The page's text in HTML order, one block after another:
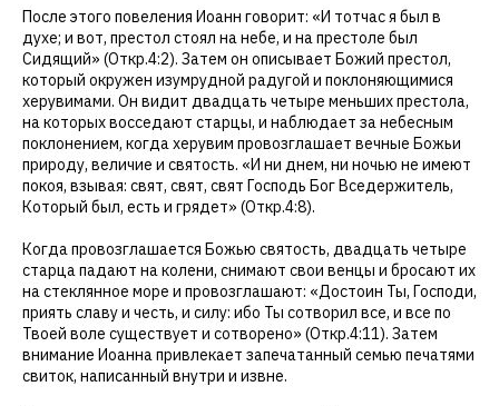
После этого повеления Иоанн говорит: «И тотчас я был в
духе; и вот, престол стоял на небе, и на престоле был
Сидящий» (Откр.4:2). Затем он описывает Божий престол,
который окружен изумрудной радугой и поклоняющимися
херувимами. Он видит двадцать четыре меньших престола,
на которых восседают старцы, и наблюдает за небесным
поклонением, когда херувим провозглашает вечные Божьи
природу, величие и святость. «И ни днем, ни ночью не имеют
покоя, взывая: свят, свят, свят Господь Бог Вседержитель,
Который был, есть и грядет» (Откр.4:8).
Когда провозглашается Божью святость, двадцать четыре
старца падают на колени, снимают свои венцы и бросают их
на стеклянное море и провозглашают: «Достоин Ты, Господи,
приять славу и честь, и силу: ибо Ты сотворил все, и все по
Твоей воле существует и сотворено» (Откр.4:11). Затем
внимание Иоанна привлекает запечатанный семью печатями
свиток, написанный внутри и извне.